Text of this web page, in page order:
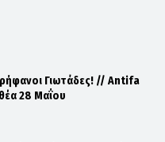
Γιωτάδες! // Antifa
28 Μαΐου